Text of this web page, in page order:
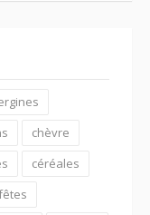
chèvre
céréales